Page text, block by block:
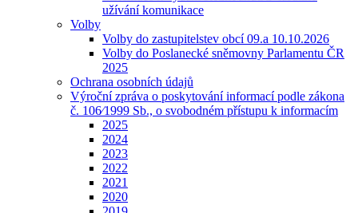
užívání komunikace
Volby
Volby do zastupitelstev obcí 09.a 10.10.2026
Volby do Poslanecké sněmovny Parlamentu ČR
2025
Ochrana osobních údajů
Výroční zpráva o poskytování informací podle zákona
č. 106⁄1999 Sb., o svobodném přístupu k informacím
2025
2024
2023
2022
2021
2020